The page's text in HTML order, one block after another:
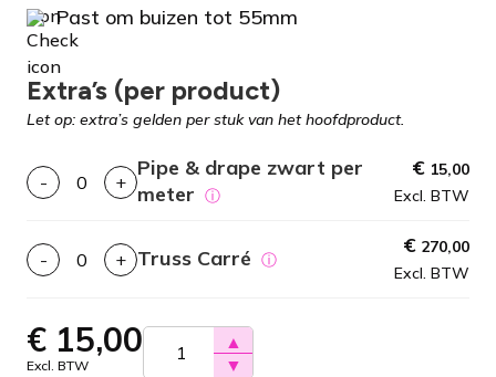
Past om buizen tot 55mm
Extra’s (per product)
Let op: extra’s gelden per stuk van het hoofdproduct.
- +
Pipe & drape zwart per
meter ⓘ
€ 15,00
Excl. BTW
- + Truss Carré ⓘ
€ 270,00
Excl. BTW
€ 15,00
Excl. BTW
▲
▼